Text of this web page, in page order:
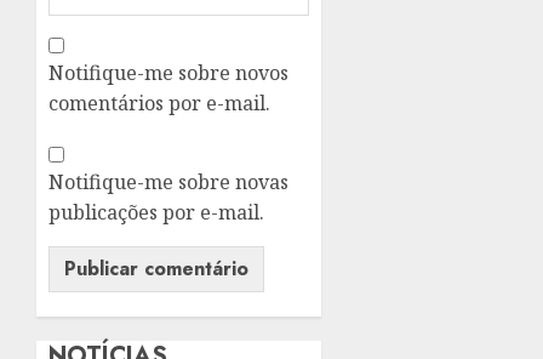
Notifique-me sobre novos
comentários por e-mail.
Notifique-me sobre novas
publicações por e-mail.